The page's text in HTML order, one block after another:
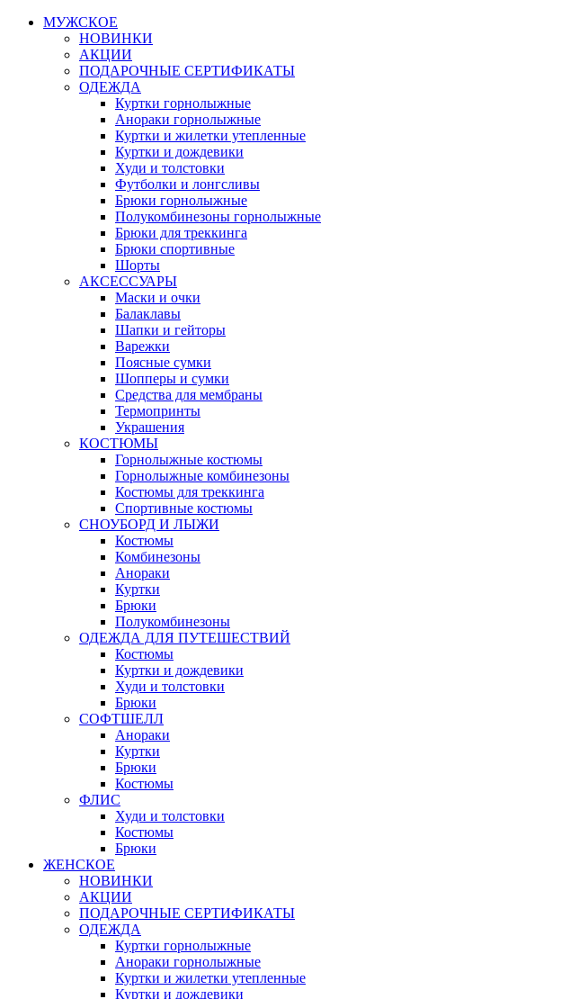
МУЖСКОЕ
НОВИНКИ
АКЦИИ
ПОДАРОЧНЫЕ СЕРТИФИКАТЫ
ОДЕЖДА
Куртки горнолыжные
Анораки горнолыжные
Куртки и жилетки утепленные
Куртки и дождевики
Худи и толстовки
Футболки и лонгсливы
Брюки горнолыжные
Полукомбинезоны горнолыжные
Брюки для треккинга
Брюки спортивные
Шорты
АКСЕССУАРЫ
Маски и очки
Балаклавы
Шапки и гейторы
Варежки
Поясные сумки
Шопперы и сумки
Средства для мембраны
Термопринты
Украшения
КОСТЮМЫ
Горнолыжные костюмы
Горнолыжные комбинезоны
Костюмы для треккинга
Спортивные костюмы
СНОУБОРД И ЛЫЖИ
Костюмы
Комбинезоны
Анораки
Куртки
Брюки
Полукомбинезоны
ОДЕЖДА ДЛЯ ПУТЕШЕСТВИЙ
Костюмы
Куртки и дождевики
Худи и толстовки
Брюки
СОФТШЕЛЛ
Анораки
Куртки
Брюки
Костюмы
ФЛИС
Худи и толстовки
Костюмы
Брюки
ЖЕНСКОЕ
НОВИНКИ
АКЦИИ
ПОДАРОЧНЫЕ СЕРТИФИКАТЫ
ОДЕЖДА
Куртки горнолыжные
Анораки горнолыжные
Куртки и жилетки утепленные
Куртки и дождевики